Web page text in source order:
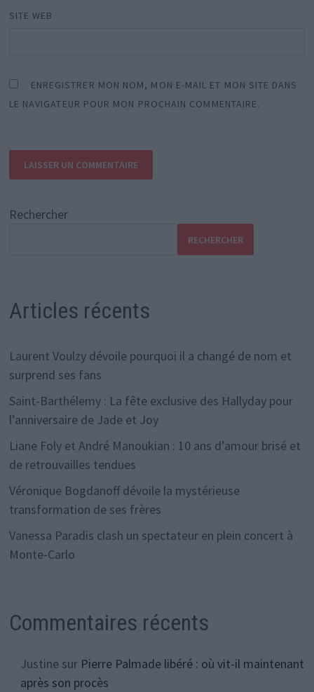
SITE WEB
ENREGISTRER MON NOM, MON E-MAIL ET MON SITE DANS
LE NAVIGATEUR POUR MON PROCHAIN COMMENTAIRE.
Rechercher
RECHERCHER
Articles récents
Laurent Voulzy dévoile pourquoi il a changé de nom et
surprend ses fans
Saint-Barthélemy : La fête exclusive des Hallyday pour
l’anniversaire de Jade et Joy
Liane Foly et André Manoukian : 10 ans d’amour brisé et
de retrouvailles tendues
Véronique Bogdanoff dévoile la mystérieuse
transformation de ses frères
Vanessa Paradis clash un spectateur en plein concert à
Monte-Carlo
Commentaires récents
Justinesur Pierre Palmade libéré : où vit-il maintenant
après son procès